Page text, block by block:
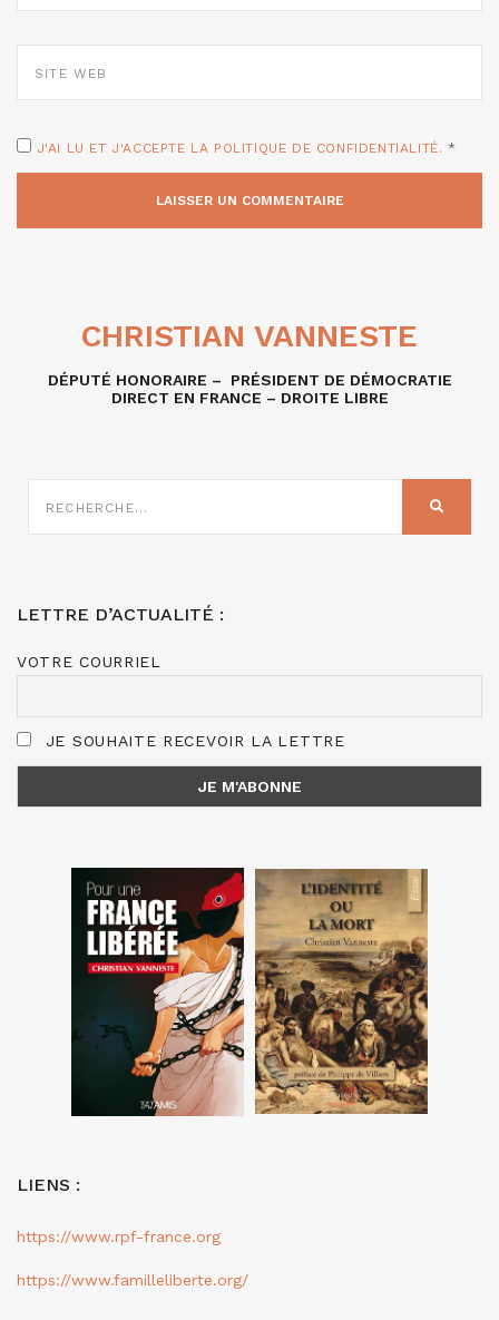
WEB
J'AI LU ET J'ACCEPTE LA POLITIQUE DE CONFIDENTIALITÉ. *
CHRISTIAN VANNESTE
DÉPUTÉ HONORAIRE – PRÉSIDENT DE DÉMOCRATIE
DIRECT EN FRANCE – DROITE LIBRE
SUR
LETTRE D’ACTUALITÉ :
VOTRE COURRIEL
JE SOUHAITE RECEVOIR LA LETTRE
LIENS :
https://www.rpf-france.org
https://www.familleliberte.org/